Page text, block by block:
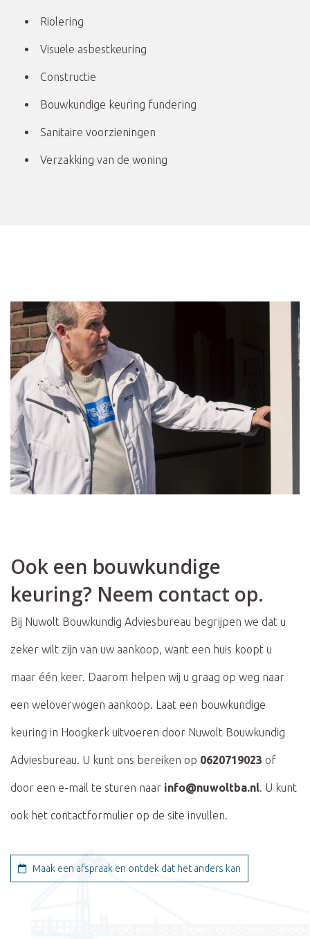
Riolering
Visuele asbestkeuring
Constructie
Bouwkundige keuring fundering
Sanitaire voorzieningen
Verzakking van de woning
Ook een bouwkundige
keuring? Neem contact op.
Bij Nuwolt Bouwkundig Adviesbureau begrijpen we dat u
zeker wilt zijn van uw aankoop, want een huis koopt u
maar één keer. Daarom helpen wij u graag op weg naar
een weloverwogen aankoop. Laat een bouwkundige
keuring in Hoogkerk uitvoeren door Nuwolt Bouwkundig
Adviesbureau. U kunt ons bereiken op 0620719023 of
door een e-mail te sturen naar info@nuwoltba.nl. U kunt
ook het contactformulier op de site invullen.
Maak een afspraak en ontdek dat het anders kan